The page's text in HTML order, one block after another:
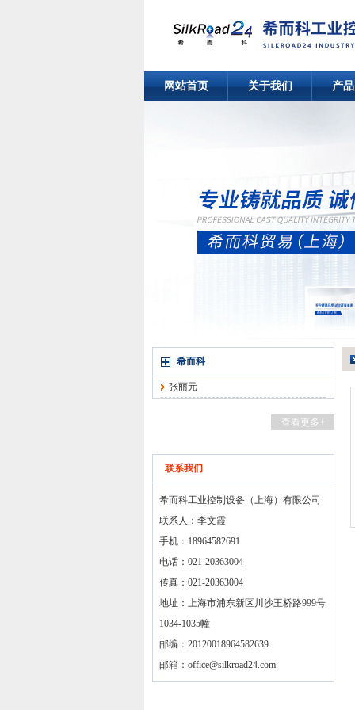
网站首页 关于我们 产
希而科
张丽元
查看更多+
联系我们
希而科工业控制设备（上海）有限公司
联系人：李文霞
手机：18964582691
电话：021-20363004
传真：021-20363004
地址：上海市浦东新区川沙王桥路999号
1034-1035幢
邮编：20120018964582639
邮箱： office@silkroad24.com